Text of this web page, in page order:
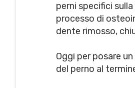
perni specifici
processo di
dente rimosso,
Oggi per posare
del perno al